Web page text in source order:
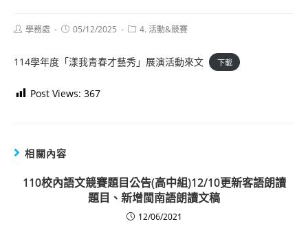
Post學務處
Post05/12/2025
Post4. 活動&競賽
114學年度「漾我青春才藝秀」展演活動來文 下載
Post Views: 367
相關內容
110校內語文競賽題目公告(高中組)12/10更新客語朗讀
題目、新增閩南語朗讀文稿
12/06/2021